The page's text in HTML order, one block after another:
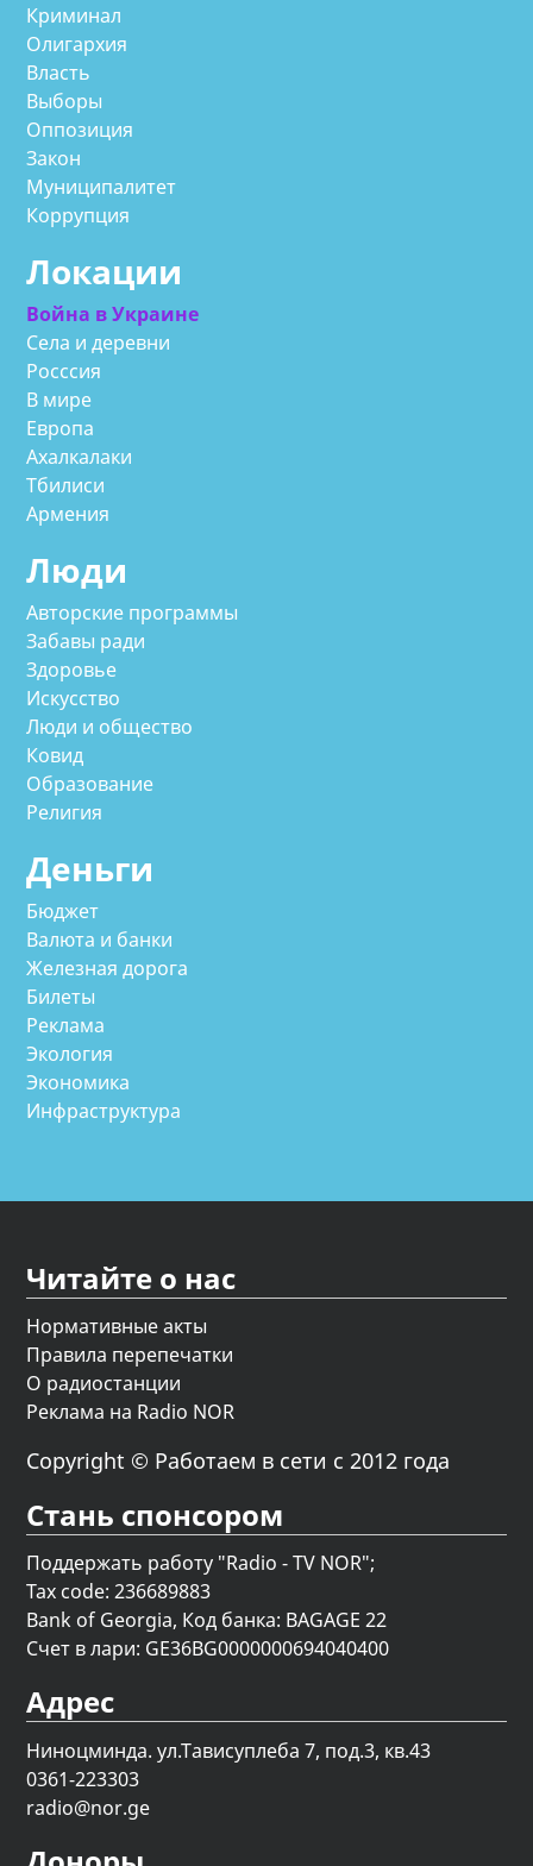
Криминал
Олигархия
Власть
Выборы
Оппозиция
Закон
Муниципалитет
Коррупция
Локации
Война в Украине
Села и деревни
Росссия
В мире
Европа
Ахалкалаки
Тбилиси
Армения
Люди
Авторские программы
Забавы ради
Здоровье
Искусство
Люди и общество
Ковид
Образование
Религия
Деньги
Бюджет
Валюта и банки
Железная дорога
Билеты
Реклама
Экология
Экономика
Инфраструктура
Читайте о нас
Нормативные акты
Правила перепечатки
О радиостанции
Реклама на Radio NOR
Copyright © Работаем в сети с 2012 года
Стань спонсором
Поддержать работу "Radio - TV NOR";
Tax code: 236689883
Bank of Georgia, Код банка: BAGAGE 22
Счет в лари: GE36BG0000000694040400
Адрес
Ниноцминда. ул.Тависуплеба 7, под.3, кв.43
0361-223303
radio@nor.ge